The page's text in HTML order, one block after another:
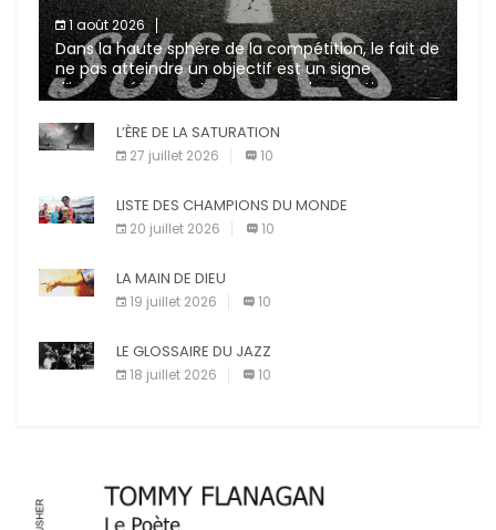
1 août 2026
Dans la haute sphère de la compétition, le fait de
ne pas atteindre un objectif est un signe
d’incompétence et une source de sanctions
diverses (avertissement, […]
L’ÈRE DE LA SATURATION
27 juillet 2026 10
LISTE DES CHAMPIONS DU MONDE
20 juillet 2026 10
LA MAIN DE DIEU
19 juillet 2026 10
LE GLOSSAIRE DU JAZZ
18 juillet 2026 10